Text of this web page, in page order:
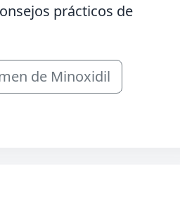
prácticos de
de Minoxidil